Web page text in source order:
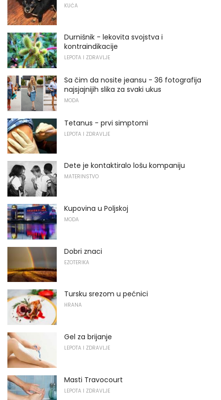
KUĆA
Durnišnik - lekovita svojstva i
kontraindikacije
LEPOTA I ZDRAVLJE
Sa čim da nosite jeansu - 36 fotografija
najsjajnijih slika za svaki ukus
MODA
Tetanus - prvi simptomi
LEPOTA I ZDRAVLJE
Dete je kontaktiralo lošu kompaniju
MATERINSTVO
Kupovina u Poljskoj
MODA
Dobri znaci
EZOTERIKA
Tursku srezom u pećnici
HRANA
Gel za brijanje
LEPOTA I ZDRAVLJE
Masti Travocourt
LEPOTA I ZDRAVLJE